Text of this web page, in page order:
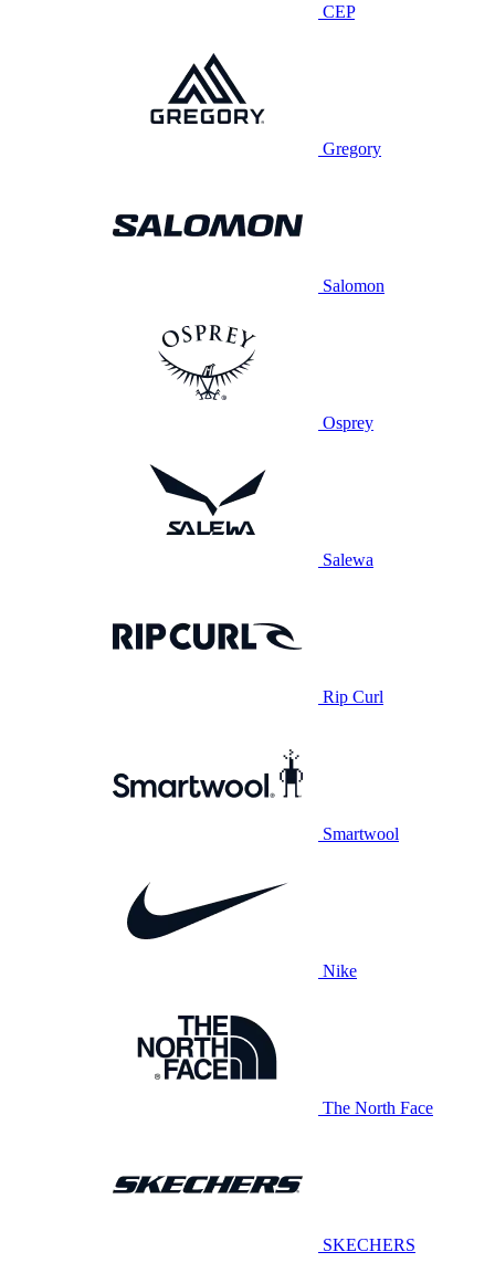
CEP
Gregory
Salomon
Osprey
Salewa
Rip Curl
Smartwool
Nike
The North Face
SKECHERS